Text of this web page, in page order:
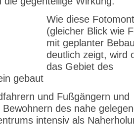
Wie diese
(gleicher Blick wie
mit geplanter
deutlich zeigt, wird
das Gebiet des
gebaut
und Fußgängern und
des nahe
intensiv als